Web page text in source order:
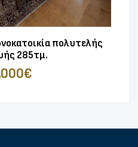
πολυτελής
285τμ.